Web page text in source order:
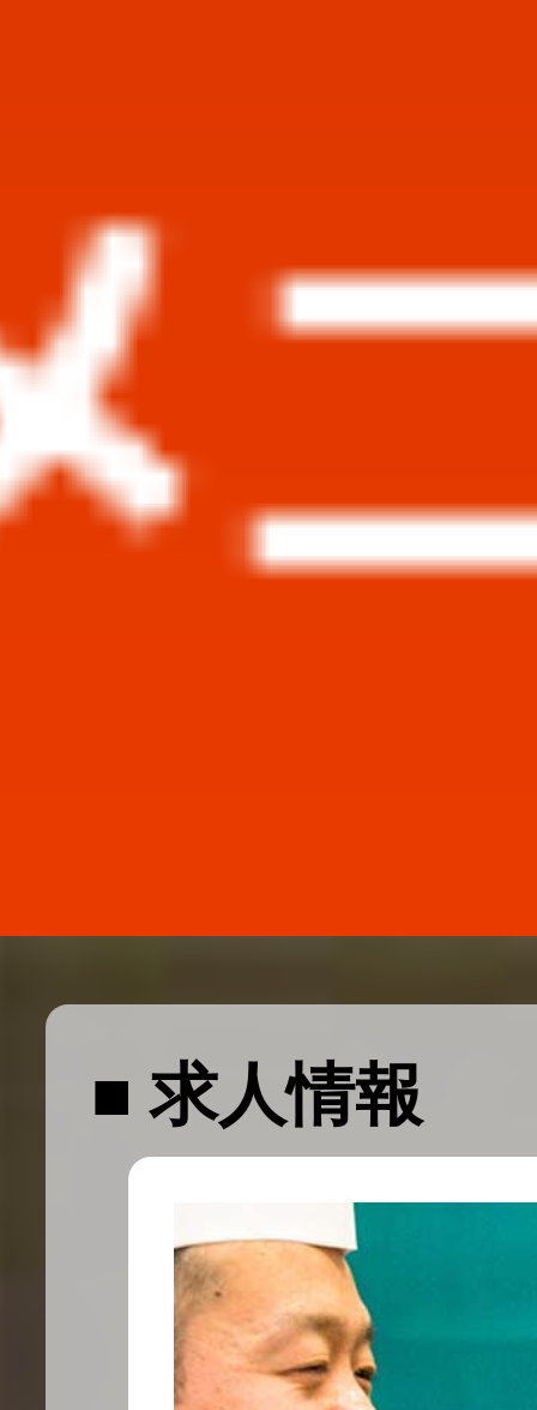
メッセ
数字で
■ 求人情報